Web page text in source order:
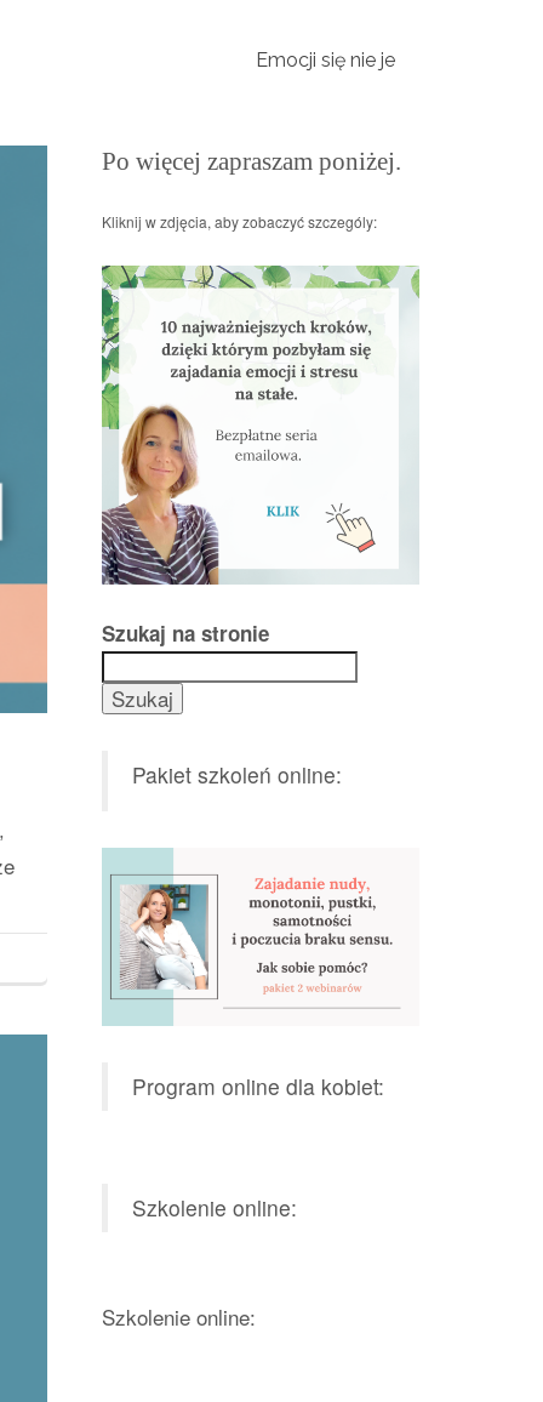
Emocji się nie je
Po więcej zapraszam poniżej.
Kliknij w zdjęcia, aby zobaczyć szczególy:
Szukaj na stronie
Szukaj
Pakiet szkoleń online:
Program online dla kobiet:
Szkolenie online:
Szkolenie online: